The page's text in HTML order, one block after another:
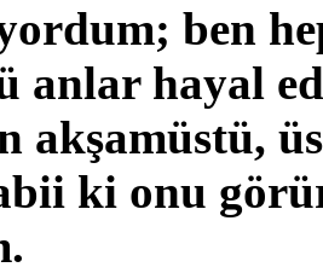
ben
anlar hayal
akşamüstü,
ki onu görür